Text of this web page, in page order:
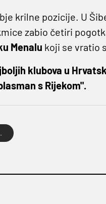
krilne pozicije. U
zabio četiri
Menalu koji se vratio
klubova u
s Rijekom".